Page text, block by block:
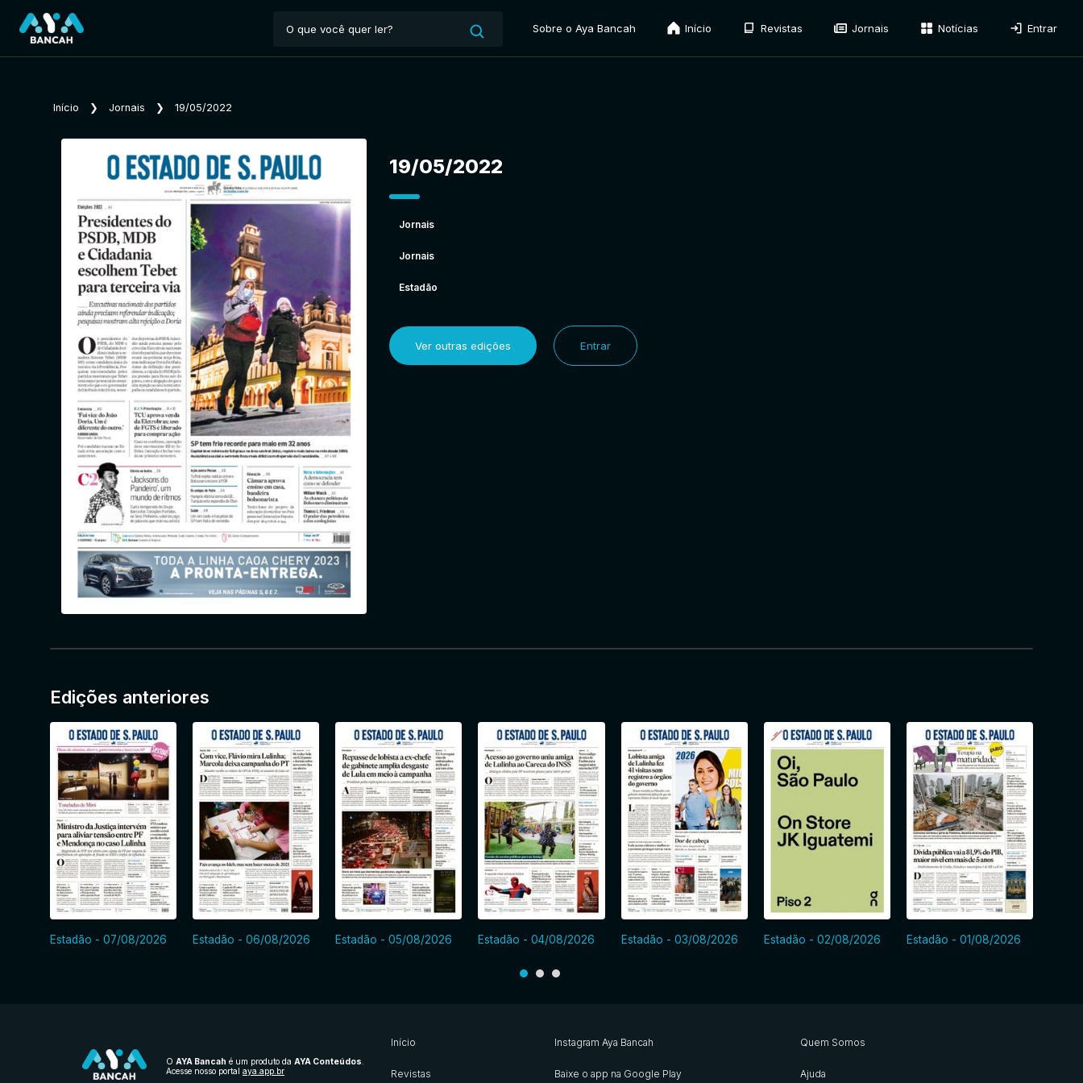
Sobre o Aya Bancah Início Revistas Jornais Notícias Entrar
Início ❯ Jornais ❯ 19/05/2022
19/05/2022
Jornais
Jornais
Estadão
Ver outras edições Entrar
Edições anteriores
Estadão - 07/08/2026 Estadão - 06/08/2026 Estadão - 05/08/2026 Estadão - 04/08/2026 Estadão - 03/08/2026 Estadão - 02/08/2026 Estadão - 01/08/2026
O AYA Bancah é um produto da AYA Conteúdos
Acesse nosso portal aya.app.br
Início
Revistas
Instagram Aya Bancah
Baixe o app na Google Play
Quem Somos
Ajuda